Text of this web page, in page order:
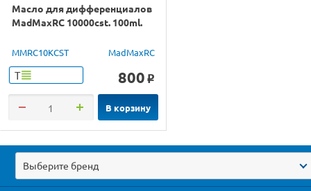
Масло для дифференциалов
MadMaxRC 10000cst. 100ml.
MMRC10KCST MadMaxRC
Т 800 o
В корзину
Выберите бренд